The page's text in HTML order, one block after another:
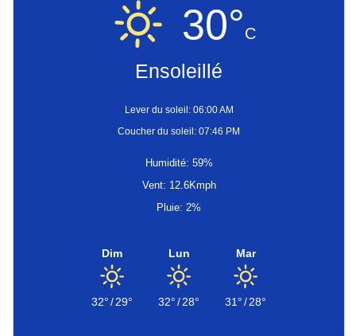
30°C
Ensoleillé
Lever du soleil: 06:00 AM
Coucher du soleil: 07:46 PM
Humidité: 59%
Vent: 12.6Kmph
Pluie: 2%
Dim
32°/29°
Lun
32°/28°
Mar
31°/28°